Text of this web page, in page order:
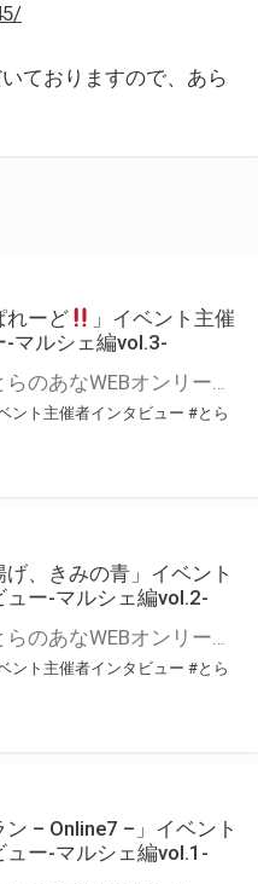
ておりますので、あら
れーど
」イベント主催
マルシェ編vol.3-
こんにちは、とらのあなWEBオンリー運営スタッフです。 新たにお届けする、イベント主催者インタビュー-マルシェ編-は、 とらのあなWEBオンリー「マルシェ」をご利用した主催様に 「マルシェ」を使って開催した感想や心がけをお聞きする企画です。 今回は、WEBオンリー初開催「つるみかるぱれーど
ント主催者インタビュー #とら
げ、きみの青」イベント
ュー-マルシェ編vol.2-
こんにちは、とらのあなWEBオンリー運営スタッフです。 新たにお届けする、イベント主催者インタビュー-マルシェ編-は、 とらのあなWEBオンリー「マルシェ」をご利用の主催様に 「マルシェ」を使ってイベントを開催した感想や心がけをお聞きする企画です。 今回は、WEBオンリー初開催「駄菓子と唐揚げ、きみの青」より、 主催のぎこ六屋様にお話を伺いました。 協力：ぎこ六屋様／イベント公式Twitter（@krkgwks） とらのあなWEBオンリー「マルシェ」とは？ WEBオンリーでリアルタイムでコミュニケーションがとれるオンライン会場です。
ント主催者インタビュー #とら
ン – Online7 –」イベント
ュー-マルシェ編vol.1-